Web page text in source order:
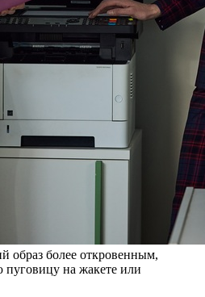
образ более откровенным,
пуговицу на жакете или